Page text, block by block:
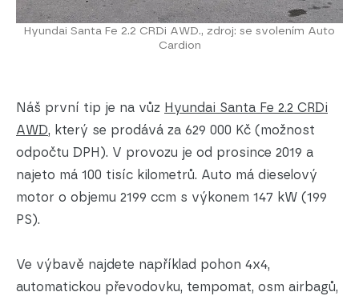
Hyundai Santa Fe 2.2 CRDi AWD., zdroj: se svolením Auto
Cardion
Náš první tip je na vůz Hyundai Santa Fe 2.2 CRDi
AWD, který se prodává za 629 000 Kč (možnost
odpočtu DPH). V provozu je od prosince 2019 a
najeto má 100 tisíc kilometrů. Auto má dieselový
motor o objemu 2199 ccm s výkonem 147 kW (199
PS).
Ve výbavě najdete například pohon 4x4,
automatickou převodovku, tempomat, osm airbagů,